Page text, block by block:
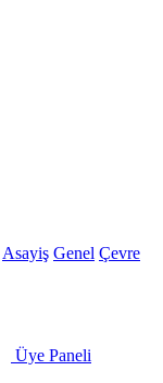
Asayiş Genel Çevre
Üye Paneli